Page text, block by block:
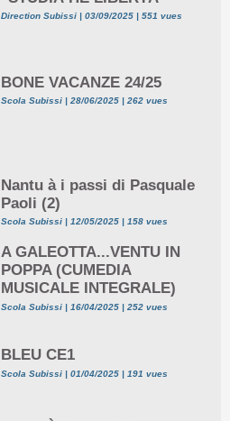
Direction Subissi | 03/09/2025 | 551 vues
BONE VACANZE 24/25
Scola Subissi | 28/06/2025 | 262 vues
Nantu à i passi di Pasquale
Paoli (2)
Scola Subissi | 12/05/2025 | 158 vues
A GALEOTTA...VENTU IN
POPPA (CUMEDIA
MUSICALE INTEGRALE)
Scola Subissi | 16/04/2025 | 252 vues
BLEU CE1
Scola Subissi | 01/04/2025 | 191 vues